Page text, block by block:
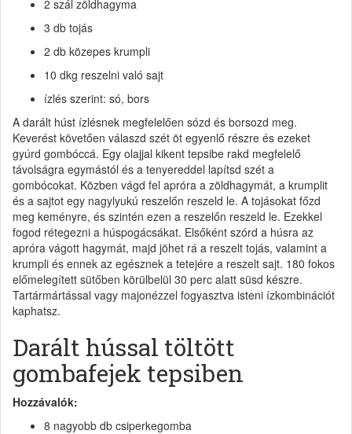
2 szál zöldhagyma
3 db tojás
2 db közepes krumpli
10 dkg reszelni való sajt
ízlés szerint: só, bors
A darált húst ízlésnek megfelelően sózd és borsozd meg.
Keverést követően válaszd szét öt egyenlő részre és ezeket
gyúrd gombóccá. Egy olajjal kikent tepsibe rakd megfelelő
távolságra egymástól és a tenyereddel lapítsd szét a
gombócokat. Közben vágd fel apróra a zöldhagymát, a krumplit
és a sajtot egy nagylyukú reszelőn reszeld le. A tojásokat főzd
meg keményre, és szintén ezen a reszelőn reszeld le. Ezekkel
fogod rétegezni a húspogácsákat. Elsőként szórd a húsra az
apróra vágott hagymát, majd jöhet rá a reszelt tojás, valamint a
krumpli és ennek az egésznek a tetejére a reszelt sajt. 180 fokos
előmelegített sütőben körülbelül 30 perc alatt süsd készre.
Tartármártással vagy majonézzel fogyasztva isteni ízkombinációt
kaphatsz.
Darált hússal töltött
gombafejek tepsiben
Hozzávalók:
8 nagyobb db csiperkegomba